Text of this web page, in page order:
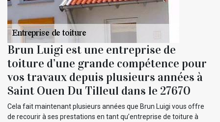
Brun Luigi est une entreprise de
toiture d’une grande compétence pour
vos travaux depuis plusieurs années à
Saint Ouen Du Tilleul dans le 27670
Cela fait maintenant plusieurs années que Brun Luigi vous offre
de recourir à ses prestations en tant qu’entreprise de toiture à